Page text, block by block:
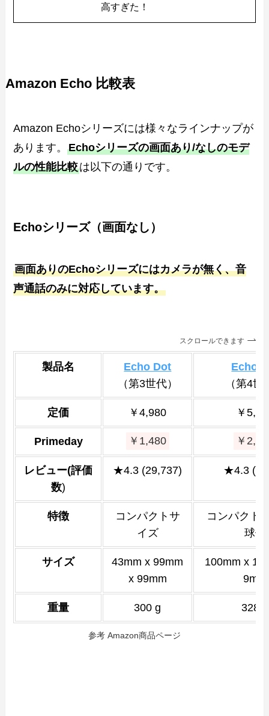
高すぎた！
Amazon Echo 比較表
Amazon Echoシリーズには様々なラインナップが
あります。Echoシリーズの画面あり/なしのモデ
ルの性能比較は以下の通りです。
Echoシリーズ（画面なし）
画面ありのEchoシリーズにはカメラが無く、音
声通話のみに対応しています。
スクロールできます
製品名
Echo Dot
（第3世代）
Echo
（第4世
定価 ￥4,980 ￥
Primeday ￥1,480 ￥
レビュー(評価
数)
★4.3 (29,737) ★4.3
特徴
コンパクトサ
イズ
コンパクト
球体
サイズ
43mm x 99mm
x 99mm
100mm x
9mm
重量 300 g 328 g
参考 Amazon商品ページ